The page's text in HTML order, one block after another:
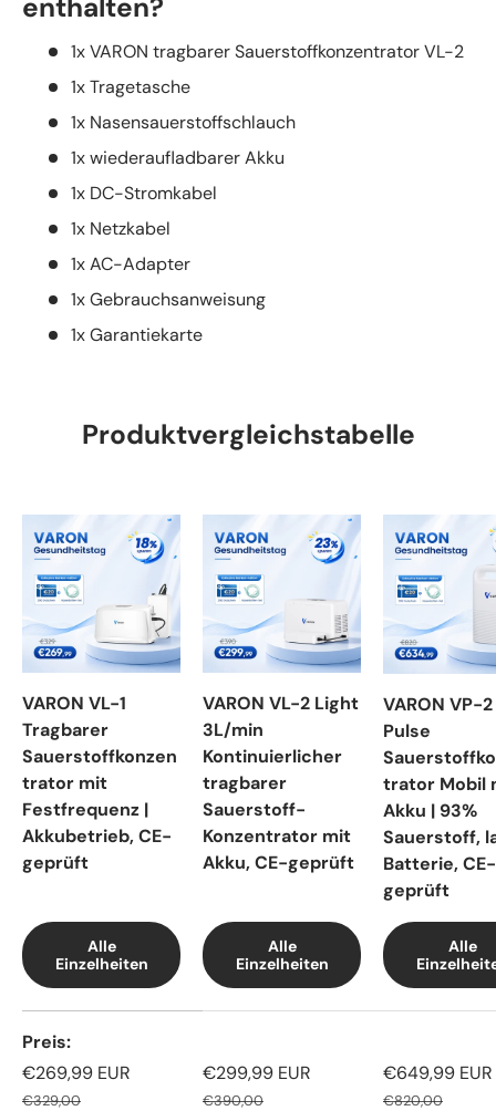
enthalten?
1x VARON tragbarer Sauerstoffkonzentrator VL-2
1x Tragetasche
1x Nasensauerstoffschlauch
1x wiederaufladbarer Akku
1x DC-Stromkabel
1x Netzkabel
1x AC-Adapter
1x Gebrauchsanweisung
1x Garantiekarte
Produktvergleichstabelle
VARON VL-1
Tragbarer
Sauerstoffkonzen
trator mit
Festfrequenz |
Akkubetrieb, CE-
geprüft
Alle
Einzelheiten
VARON VL-2 Light
3L/min
Kontinuierlicher
tragbarer
Sauerstoff-
Konzentrator mit
Akku, CE-geprüft
Alle
Einzelheiten
VARON VP-2
Pulse
trator Mobil
Akku | 93%
Sauerstoff,
Batterie, CE-
geprüft
Alle
Preis
€269,99 EUR
€329,00
€299,99 EUR
€390,00
€649,99 EUR
€820,00